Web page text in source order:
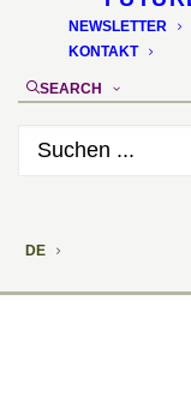
NEWSLETTER
KONTAKT
SEARCH
DE